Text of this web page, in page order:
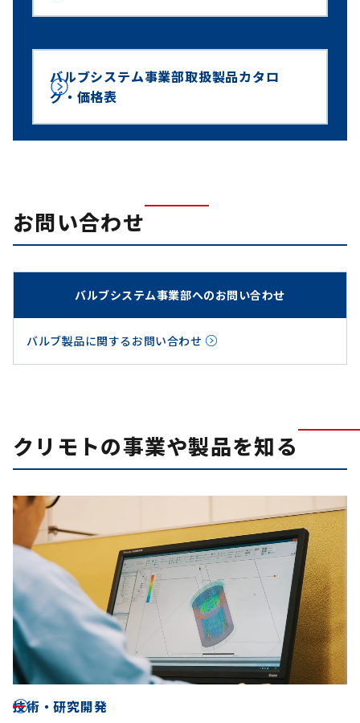
バルブシステム事業部取扱製品カタロ
グ・価格表
お問い合わせ
バルブシステム事業部へのお問い合わせ
バルブ製品に関するお問い合わせ
クリモトの事業や製品を知る
技術・研究開発